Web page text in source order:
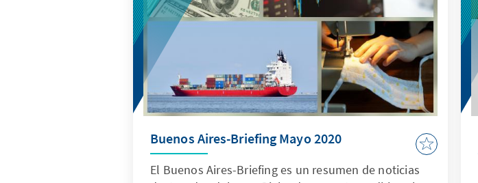
Buenos Aires-Briefing Mayo 2020
El Buenos Aires-Briefing es un resumen de noticias